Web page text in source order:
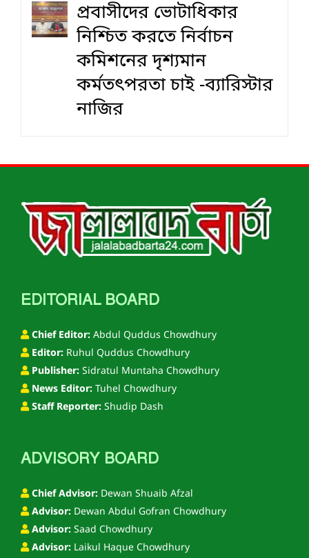
প্রবাসীদের ভোটাধিকার
নিশ্চিত করতে নির্বাচন
কমিশনের দৃশ‍্যমান
কর্মতৎপরতা চাই -ব্যারিস্টার
নাজির
EDITORIAL BOARD
Chief Editor: Abdul Quddus Chowdhury
Editor: Ruhul Quddus Chowdhury
Publisher: Sidratul Muntaha Chowdhury
News Editor: Tuhel Chowdhury
Staff Reporter: Shudip Dash
ADVISORY BOARD
Chief Advisor: Dewan Shuaib Afzal
Advisor: Dewan Abdul Gofran Chowdhury
Advisor: Saad Chowdhury
Advisor: Laikul Haque Chowdhury